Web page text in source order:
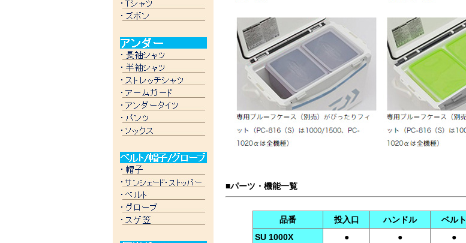
■パーツ・機能一覧
品番 投入口 ハンドル ベルト
SU 1000X
● ● ●